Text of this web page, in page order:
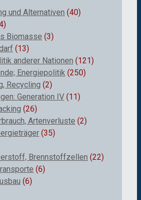
und Alternativen (40)
Biomasse (3)
(13)
anderer Nationen (121)
Energiepolitik (250)
Recycling (2)
Generation IV (11)
(26)
Artenverluste (2)
(35)
Brennstoffzellen (22)
(6)
(6)